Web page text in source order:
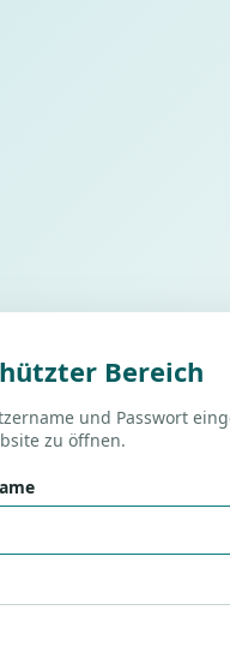
Bereich
und Passwort
zu öffnen.